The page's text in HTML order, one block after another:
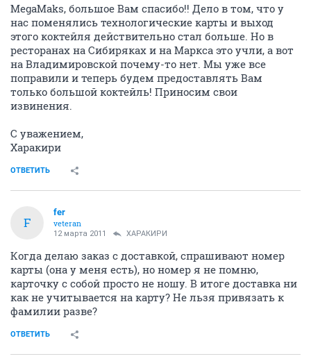
MegaMaks, большое Вам спасибо!! Дело в том, что у
нас поменялись технологические карты и выход
этого коктейля действительно стал больше. Но в
ресторанах на Сибиряках и на Маркса это учли, а вот
на Владимировской почему-то нет. Мы уже все
поправили и теперь будем предоставлять Вам
только большой коктейль! Приносим свои
извинения.
С уважением,
Харакири
ОТВЕТИТЬ
F
fer
veteran
12 марта 2011 ХАРАКИРИ
Когда делаю заказ с доставкой, спрашивают номер
карты (она у меня есть), но номер я не помню,
карточку с собой просто не ношу. В итоге доставка ни
как не учитывается на карту? Не льзя привязать к
фамилии разве?
ОТВЕТИТЬ